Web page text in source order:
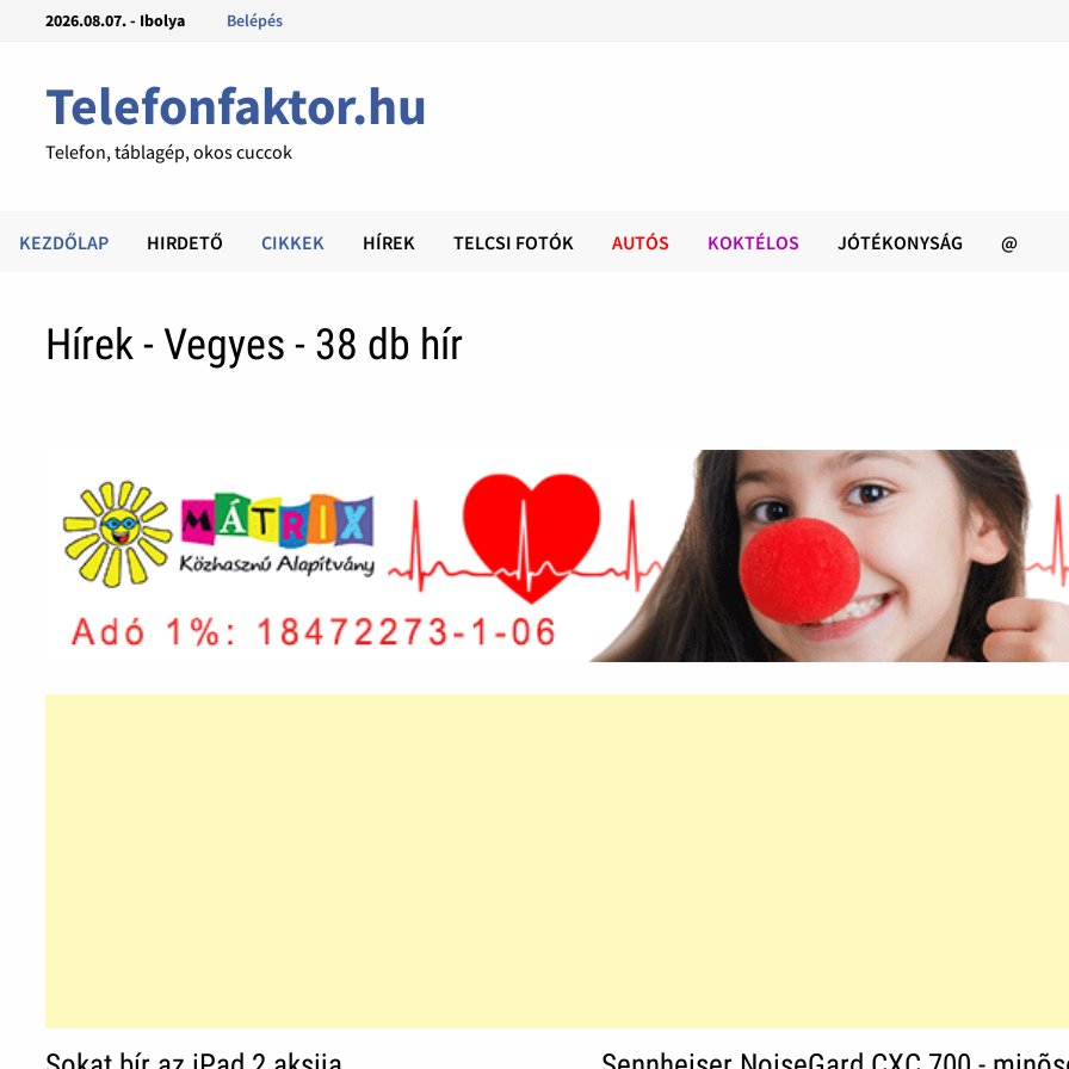
2026.08.07. - Ibolya Belépés
Telefonfaktor.hu
Telefon, táblagép, okos cuccok
KEZDŐLAP HIRDETŐ CIKKEK HÍREK TELCSI FOTÓK AUTÓS KOKTÉLOS JÓTÉKONYSÁG @
Hírek - Vegyes - 38 db hír